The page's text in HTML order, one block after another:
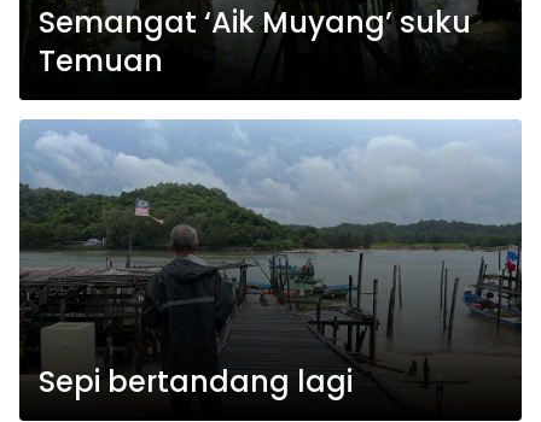
Semangat ‘Aik Muyang’ suku
Temuan
Sepi bertandang lagi